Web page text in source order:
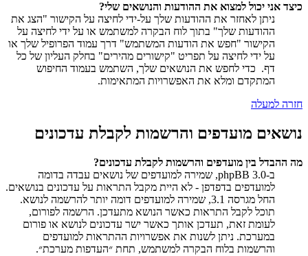
כיצד אני יכול למצוא את ההודעות והנושאים שלי?
ניתן לאחזר את ההודעות שלך על-ידי לחיצה על הקישור "הצג את
ההודעות שלך" בתוך לוח הבקרה למשתמש או על ידי לחיצה על
הקישור "חפש את הודעות המשתמש" דרך עמוד הפרופיל שלך או
על ידי לחיצה על תפריט "קישורים מהירים" בחלק העליון של כל
דף. כדי לחפש את הנושאים שלך, השתמש בעמוד החיפוש
המתקדם ומלא את האפשרויות המתאימות.
חזרה למעלה
נושאים מועדפים והרשמות לקבלת עדכונים
מה ההבדל בין מועדפים והרשמות לקבלת עדכונים?
ב-phpBB 3.0, שמירה למועדפים של נושאים עבדה בדומה
למועדפים בדפדפן - לא היית מקבל התראות על עדכונים בנושאים.
החל מגרסה 3.1, שמירה למועדפים דומה יותר להרשמה לנושא.
תוכל לקבל התראות כאשר הנושא מתעדכן. הרשמה לפורום,
לעומת זאת, תעדכן אותך כאשר ישר עדכונים לנושא או פורום
במערכת. ניתן לשנות את אפשרויות ההתראות למועדפים
והרשמות בלוח הבקרה למשתמש, תחת ״העדפות מערכת״.